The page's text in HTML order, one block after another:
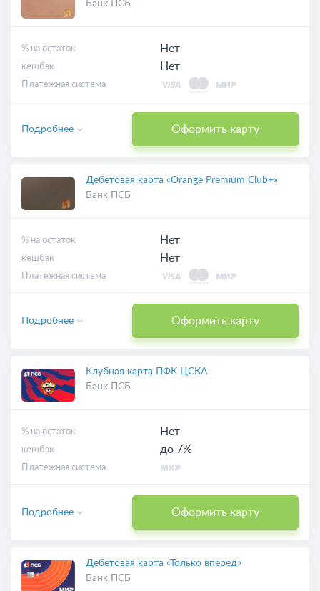
Банк ПСБ
% на остаток Нет
кешбэк Нет
Платежная система
Оформить карту
Подробнее
Дебетовая карта «Orange Premium Club+»
Банк ПСБ
% на остаток Нет
кешбэк Нет
Платежная система
Оформить карту
Подробнее
Клубная карта ПФК ЦСКА
Банк ПСБ
% на остаток Нет
кешбэк до 7%
Платежная система
Оформить карту
Подробнее
Дебетовая карта «Только вперед»
Банк ПСБ